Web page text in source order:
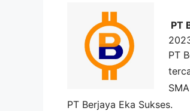
PT
PT
PT Berjaya Eka Sukses.